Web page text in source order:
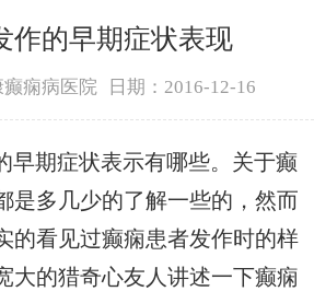
作的早期症状表现
痫病医院 日期：2016-12-16
早期症状表示有哪些。关于癫
是多几少的了解一些的，然而
的看见过癫痫患者发作时的样
大的猎奇心友人讲述一下癫痫